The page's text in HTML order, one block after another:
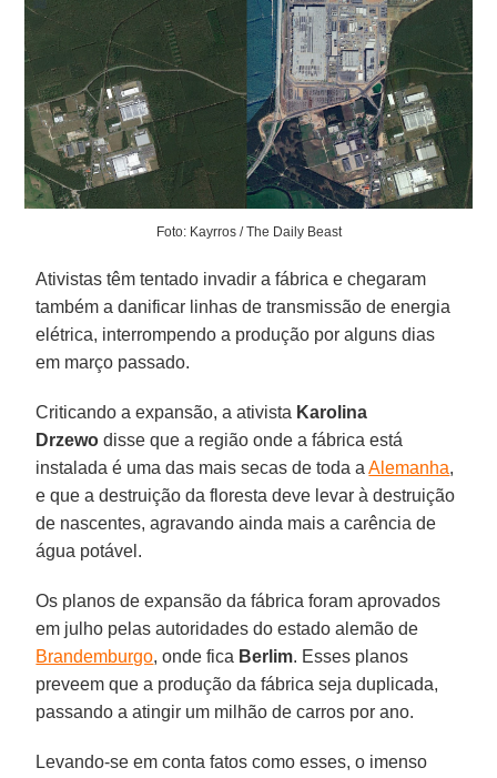
Foto: Kayrros / The Daily Beast
Ativistas têm tentado invadir a fábrica e chegaram
também a danificar linhas de transmissão de energia
elétrica, interrompendo a produção por alguns dias
em março passado.
Criticando a expansão, a ativista Karolina
Drzewo disse que a região onde a fábrica está
instalada é uma das mais secas de toda aAlemanha,
e que a destruição da floresta deve levar à destruição
de nascentes, agravando ainda mais a carência de
água potável.
Os planos de expansão da fábrica foram aprovados
em julho pelas autoridades do estado alemão de
Brandemburgo, onde fica Berlim. Esses planos
preveem que a produção da fábrica seja duplicada,
passando a atingir um milhão de carros por ano.
Levando-se em conta fatos como esses, o imenso